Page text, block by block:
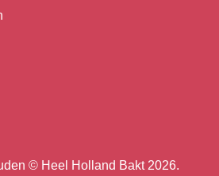
© Heel Holland Bakt 2026.